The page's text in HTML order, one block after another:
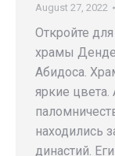
August 27, 2022
Откройте
храмы
Абидоса.
яркие
находились
династий.